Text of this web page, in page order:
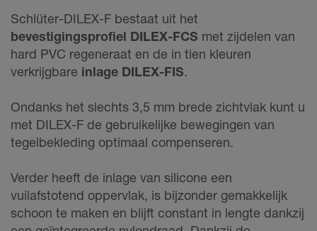
Schlüter-DILEX-F bestaat uit het
bevestigingsprofiel DILEX-FCS met zijdelen van
hard PVC regeneraat en de in tien kleuren
verkrijgbare inlage DILEX-FIS.
Ondanks het slechts 3,5 mm brede zichtvlak kunt u
met DILEX-F de gebruikelijke bewegingen van
tegelbekleding optimaal compenseren.
Verder heeft de inlage van silicone een
vuilafstotend oppervlak, is bijzonder gemakkelijk
schoon te maken en blijft constant in lengte dankzij